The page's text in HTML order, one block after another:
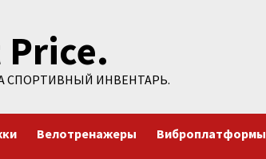
СПОРТИВНЫЙ ИНВЕНТАРЬ.
Велотренажеры Виброплатформы